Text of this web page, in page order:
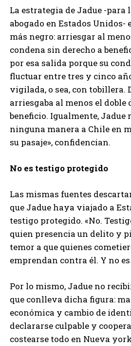
La estrategia de Jadue -para
abogado en Estados
más negro: arriesgar al
condena sin derecho a
por esa salida porque su
fluctuar entre tres y cinco
vigilada, o sea, con tobillera.
arriesgaba al menos el doble
beneficio. Igualmente, Jadue
ninguna manera a Chile en
su pasaje», confidencian.
No es testigo protegido
Las mismas fuentes
que Jadue haya viajado a
testigo protegido. «No.
quien presencia un delito y
temor a que quienes
emprendan contra él. Y no
Por lo mismo, Jadue no
que conlleva dicha figura:
económica y cambio de
declararse culpable y
costearse todo en Nueva